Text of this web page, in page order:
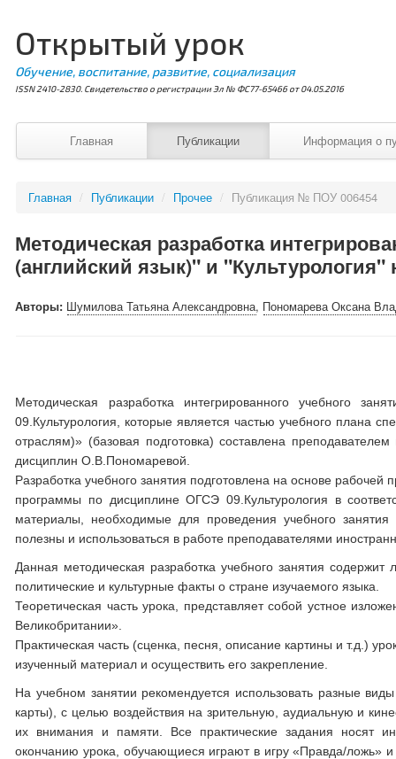
Открытый урок
Обучение, воспитание, развитие, социализация
ISSN 2410-2830. Свидетельство о регистрации Эл № ФС77-65466 от 04.05.2016
Главная Публикации Информация о
Главная / Публикации / Прочее / Публикация № ПОУ 006454
Методическая разработка
(английский язык)" и
Авторы: Шумилова Татьяна Александровна, Пономарева Оксана
Методическая разработка интегрированного учебного
09.Культурология, которые является частью учебного плана
отраслям)» (базовая подготовка) составлена
дисциплин О.В.Пономаревой.
Разработка учебного занятия подготовлена на основе
программы по дисциплине ОГСЭ 09.Культурология в
материалы, необходимые для проведения учебного
полезны и использоваться в работе преподавателями
Данная методическая разработка учебного занятия
политические и культурные факты о стране изучаемого языка.
Теоретическая часть урока, представляет собой устное
Великобритании».
Практическая часть (сценка, песня, описание картины и т.д.)
изученный материал и осуществить его закрепление.
На учебном занятии рекомендуется использовать разные
карты), с целью воздействия на зрительную, аудиальную и
их внимания и памяти. Все практические задания носят
окончанию урока, обучающиеся играют в игру «Правда/ложь»